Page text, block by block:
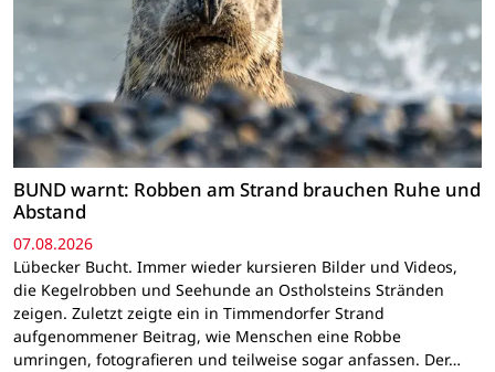
BUND warnt: Robben am Strand brauchen Ruhe und
Abstand
07.08.2026
Lübecker Bucht. Immer wieder kursieren Bilder und Videos,
die Kegelrobben und Seehunde an Ostholsteins Stränden
zeigen. Zuletzt zeigte ein in Timmendorfer Strand
aufgenommener Beitrag, wie Menschen eine Robbe
umringen, fotografieren und teilweise sogar anfassen. Der…